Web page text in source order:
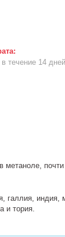
в течение 14 дней
метаноле,
галлия, индия,
и тория.